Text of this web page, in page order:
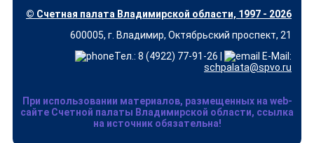
© Счетная палата Владимирской области, 1997 - 2026
600005, г. Владимир, Октябрьский проспект, 21
Тел.: 8 (4922) 77-91-26 |
E-Mail:
schpalata@spvo.ru
При использовании материалов, размещенных на web-
сайте Счетной палаты Владимирской области, ссылка
на источник обязательна!